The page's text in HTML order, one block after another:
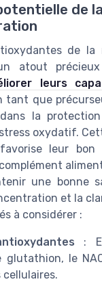
de
de la
atout
leurs
tant que
la
oxydatif.
leur bon
une bonne
et la
à considérer :
:
glutathion, le
cellulaires.